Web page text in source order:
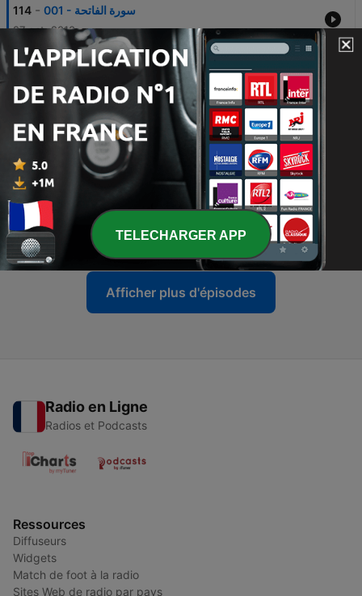
114 - 001 - سورة الفاتحة
27 oct. 2010
113 - 002 - سورة البقرة
003 - سورة آل عمران
27 oct. 2010
111 - 004 - سورة النساء
27 oct. 2010
110 - 005 - سورة المائدة
27 oct. 2010
Afficher plus d'épisodes
Radio en Ligne
Radios et Podcasts
Ressources
Diffuseurs
Widgets
Match de foot à la radio
Sites Web de radio par pays
TELECHARGER APP